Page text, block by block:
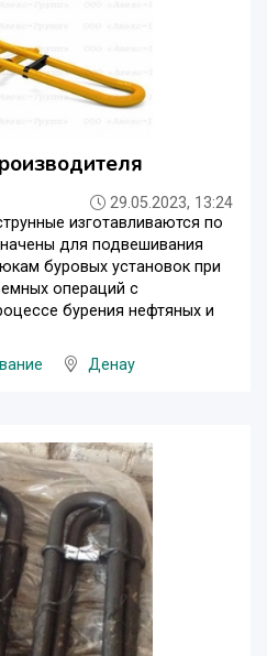
29.05.2023, 13:24
изготавливаются по
для подвешивания
буровых установок при
операций с
бурения нефтяных и
Денау